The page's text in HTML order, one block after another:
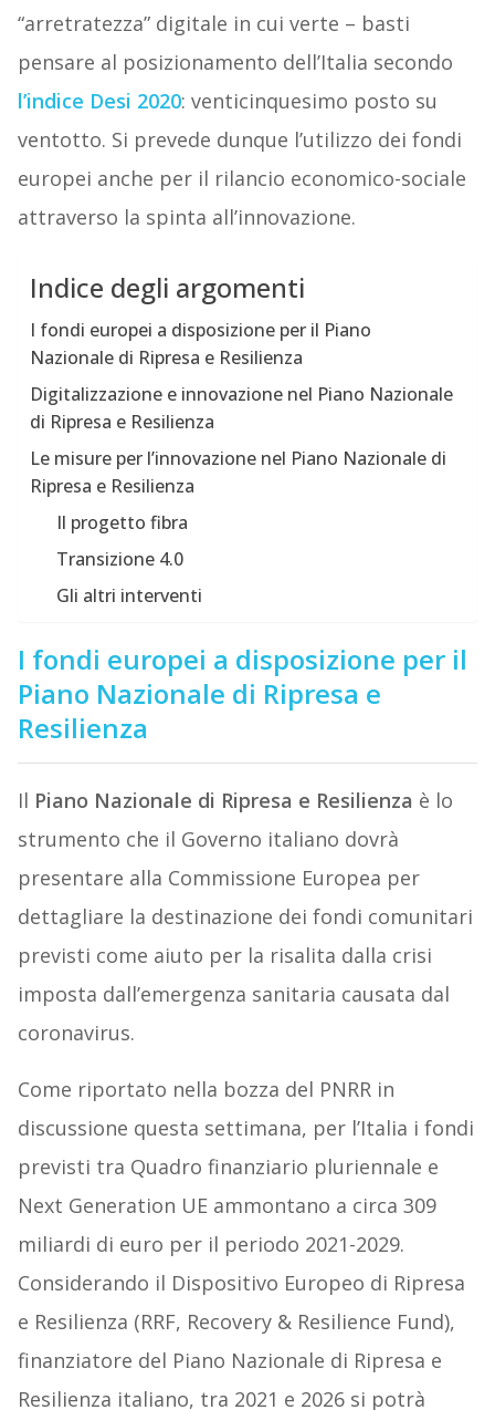
“arretratezza” digitale in cui verte – basti
pensare al posizionamento dell’Italia secondo
l’indice Desi 2020: venticinquesimo posto su
ventotto. Si prevede dunque l’utilizzo dei fondi
europei anche per il rilancio economico-sociale
attraverso la spinta all’innovazione.
Indice degli argomenti
I fondi europei a disposizione per il Piano
Nazionale di Ripresa e Resilienza
Digitalizzazione e innovazione nel Piano Nazionale
di Ripresa e Resilienza
Le misure per l’innovazione nel Piano Nazionale di
Ripresa e Resilienza
Il progetto fibra
Transizione 4.0
Gli altri interventi
I fondi europei a disposizione per il
Piano Nazionale di Ripresa e
Resilienza
Il Piano Nazionale di Ripresa e Resilienza è lo
strumento che il Governo italiano dovrà
presentare alla Commissione Europea per
dettagliare la destinazione dei fondi comunitari
previsti come aiuto per la risalita dalla crisi
imposta dall’emergenza sanitaria causata dal
coronavirus.
Come riportato nella bozza del PNRR in
discussione questa settimana, per l’Italia i fondi
previsti tra Quadro finanziario pluriennale e
Next Generation UE ammontano a circa 309
miliardi di euro per il periodo 2021-2029.
Considerando il Dispositivo Europeo di Ripresa
e Resilienza (RRF, Recovery & Resilience Fund),
finanziatore del Piano Nazionale di Ripresa e
Resilienza italiano, tra 2021 e 2026 si potrà